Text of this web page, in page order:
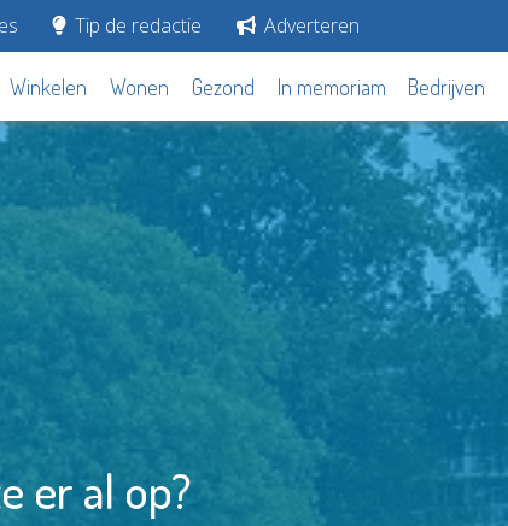
Tip de redactie Adverteren
Winkelen Wonen Gezond In memoriam Bedrijven
er al op?